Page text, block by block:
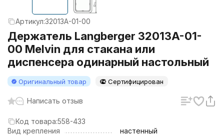
Артикул:32013A-01-00
Держатель Langberger 32013A-01-
00 Melvin для стакана или
диспенсера одинарный настольный
Оригинальный товар Сертифицирован
Написать отзыв
Код товара:558-433
Вид крепления
настенный